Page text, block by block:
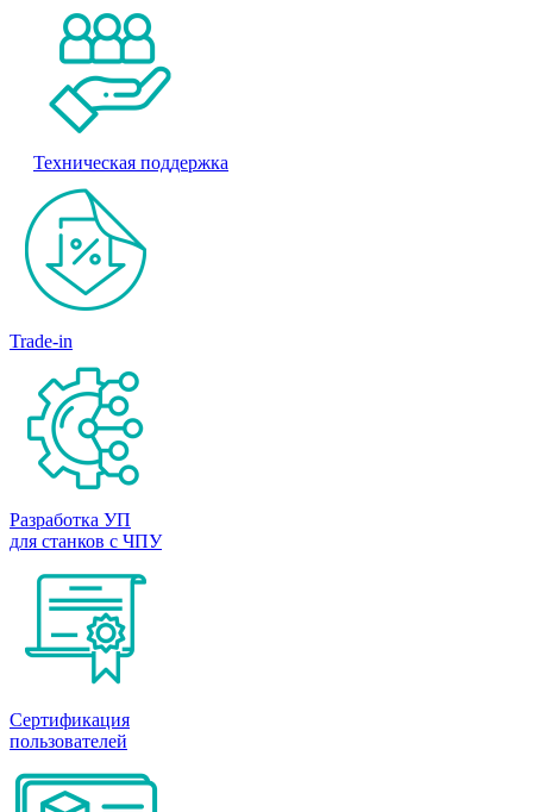
Техническая поддержка
Trade-in
Разработка УП
для станков с ЧПУ
Сертификация
пользователей